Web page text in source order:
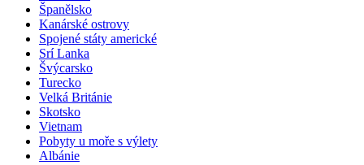
Španělsko
Kanárské ostrovy
Spojené státy americké
Srí Lanka
Švýcarsko
Turecko
Velká Británie
Skotsko
Vietnam
Pobyty u moře s výlety
Albánie